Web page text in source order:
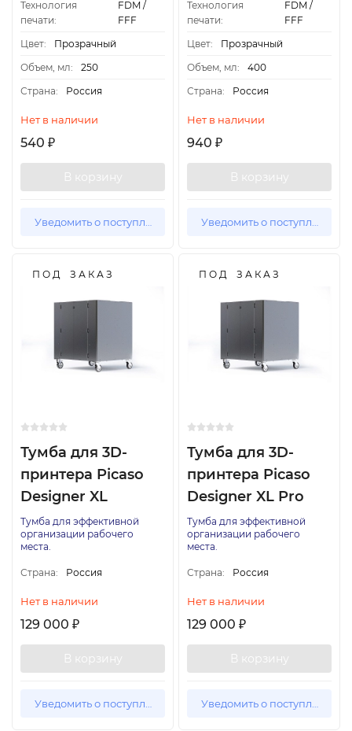
Технология
печати:
FDM /
FFF
Цвет:
Прозрачный
Объем, мл:
250
Страна:
Россия
Нет в наличии
540 ₽
В корзину
Уведомить о поступлении
Технология
печати:
FDM /
FFF
Цвет:
Прозрачный
Объем, мл:
400
Страна:
Россия
Нет в наличии
940 ₽
В корзину
Уведомить о поступлении
П О Д З А К А З
Тумба для 3D-
принтера Picaso
Designer XL
Тумба для эффективной
организации рабочего
места.
Страна: Россия
Нет в наличии
129 000 ₽
В корзину
Уведомить о поступлении
П О Д З А К А З
Тумба для 3D-
принтера Picaso
Designer XL Pro
Тумба для эффективной
организации рабочего
места.
Страна: Россия
Нет в наличии
129 000 ₽
В корзину
Уведомить о поступлении